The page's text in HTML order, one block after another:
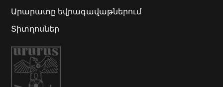
Արարատը եվրագավաթներում
Տիտղոսներ